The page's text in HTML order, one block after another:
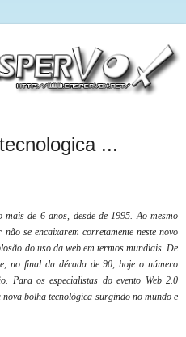
...
de 6 anos, desde de 1995. Ao mesmo
se encaixarem corretamente neste novo
do uso da web em termos mundiais. De
no final da década de 90, hoje o número
Para os especialistas do evento Web 2.0
bolha tecnológica surgindo no mundo e